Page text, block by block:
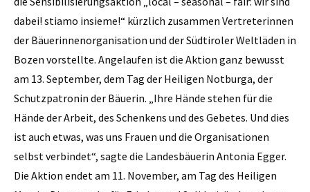
dabei! stiamo insieme!“ kürzlich zusammen Vertreterinnen
der Bäuerinnenorganisation und der Südtiroler Weltläden in
Bozen vorstellte. Angelaufen ist die Aktion ganz bewusst
am 13. September, dem Tag der Heiligen Notburga, der
Schutzpatronin der Bäuerin. „Ihre Hände stehen für die
Hände der Arbeit, des Schenkens und des Gebetes. Und dies
ist auch etwas, was uns Frauen und die Organisationen
selbst verbindet“, sagte die Landesbäuerin Antonia Egger.
Die Aktion endet am 11. November, am Tag des Heiligen